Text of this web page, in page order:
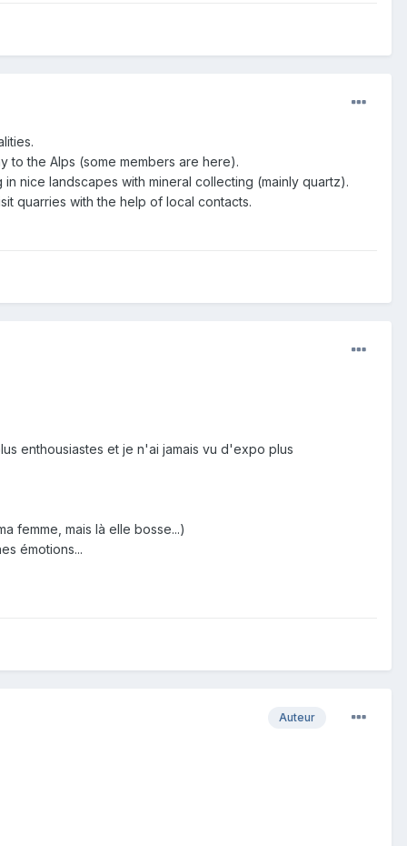
to the Alps (some members are here).
nice landscapes with mineral collecting (mainly quartz).
quarries with the help of local contacts.
enthousiastes et je n'ai jamais vu d'expo plus
femme, mais là elle bosse...)
émotions...
Auteur